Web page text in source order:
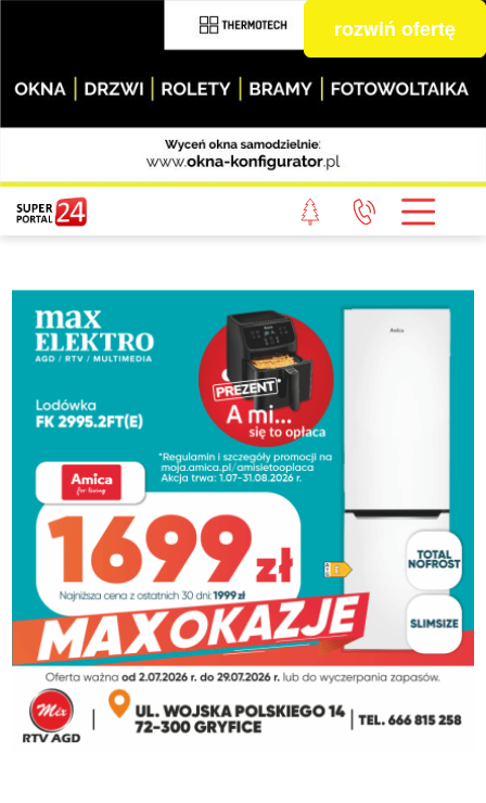
rozwiń ofertę
STRONA GŁÓWNA
POWIAT GRYFICKI
WIADOMOŚCI Z LASU
STUDIO SUPERPORTALU
REDAKCJA
REGULAMIN